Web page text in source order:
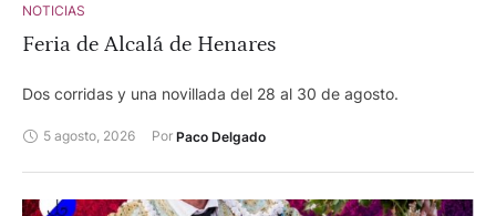
NOTICIAS
Feria de Alcalá de Henares
Dos corridas y una novillada del 28 al 30 de agosto.
5 agosto, 2026 Por Paco Delgado